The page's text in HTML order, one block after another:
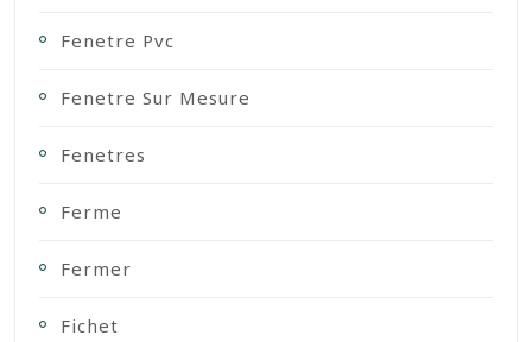
Fenetre Pvc
Fenetre Sur Mesure
Fenetres
Ferme
Fermer
Fichet